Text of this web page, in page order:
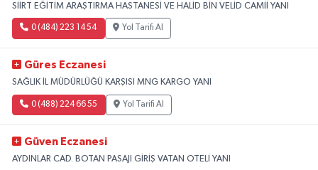
SİİRT EĞİTİM ARAŞTIRMA HASTANESİ VE HALİD BİN VELİD CAMİİ YANI
0 (484) 223 14 54 Yol Tarifi Al
Güres Eczanesi
SAĞLIK İL MÜDÜRLÜĞÜ KARŞISI MNG KARGO YANI
0 (488) 224 66 55 Yol Tarifi Al
Güven Eczanesi
AYDINLAR CAD. BOTAN PASAJI GİRİŞ VATAN OTELİ YANI